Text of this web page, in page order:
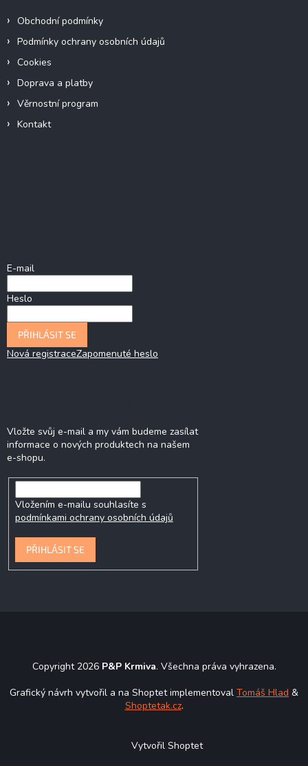
Obchodní podmínky
Podmínky ochrany osobních údajů
Cookies
Doprava a platby
Věrnostní program
Kontakt
E-mail
Heslo
PŘIHLÁSIT SE
Nová registraceZapomenuté heslo
Vložte svůj e-mail a my vám budeme zasílat
informace o nových produktech na našem
e-shopu.
Vložením e-mailu souhlasíte s
podmínkami ochrany osobních údajů
PŘIHLÁSIT SE
Copyright 2026 P&P Krmiva. Všechna práva vyhrazena.
Grafický návrh vytvořil a na Shoptet implementoval Tomáš Hlad &
Shoptetak.cz.
Vytvořil Shoptet